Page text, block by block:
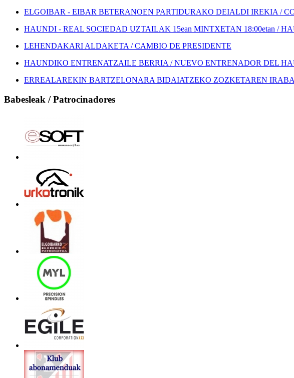
ELGOIBAR - EIBAR BETERANOEN PARTIDURAKO DEIALDI IREKIA /
HAUNDI - REAL SOCIEDAD UZTAILAK 15ean MINTXETAN 18:00etan /
LEHENDAKARI ALDAKETA / CAMBIO DE PRESIDENTE
HAUNDIKO ENTRENATZAILE BERRIA / NUEVO ENTRENADOR DEL
ERREALAREKIN BARTZELONARA BIDAIATZEKO ZOZKETAREN
Babesleak / Patrocinadores